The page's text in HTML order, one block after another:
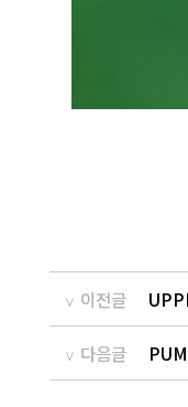
이전글
다음글